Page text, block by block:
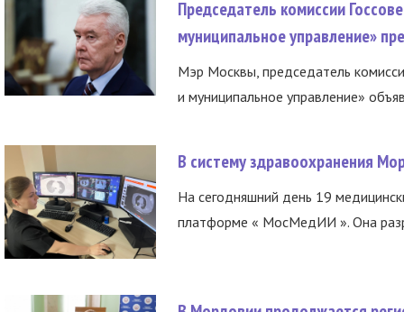
Председатель комиссии
муниципальное управление»
Мэр Москвы, председатель
и муниципальное управление»
В систему здравоохранения
На сегодняшний день 19
платформе « МосМедИИ ». Она